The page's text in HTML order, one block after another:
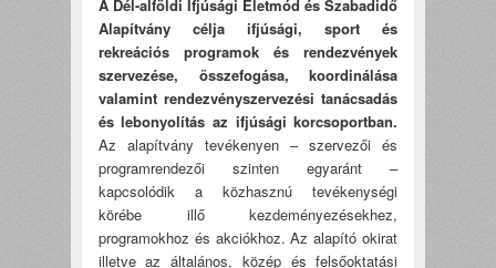
A Dél-alföldi Ifjúsági Életmód és Szabadidő
Alapítvány célja ifjúsági, sport és
rekreációs programok és rendezvények
szervezése, összefogása, koordinálása
valamint rendezvényszervezési tanácsadás
és lebonyolítás az ifjúsági korcsoportban.
Az alapítvány tevékenyen – szervezői és
programrendezői szinten egyaránt –
kapcsolódik a közhasznú tevékenységi
körébe illő kezdeményezésekhez,
programokhoz és akciókhoz. Az alapító okirat
illetve az általános, közép és felsőoktatási